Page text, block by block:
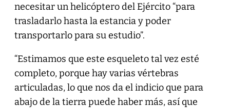
necesitar un helicóptero del Ejército “para
trasladarlo hasta la estancia y poder
transportarlo para su estudio”.
“Estimamos que este esqueleto tal vez esté
completo, porque hay varias vértebras
articuladas, lo que nos da el indicio que para
abajo de la tierra puede haber más, así que